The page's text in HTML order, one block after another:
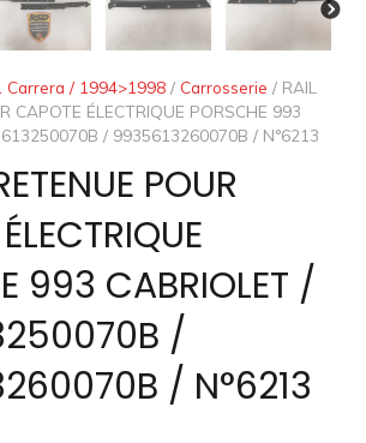
Carrera / 1994>1998 / Carrosserie / RAIL
CAPOTE ÉLECTRIQUE PORSCHE 993
/ 9935613260070B / N°6213
POUR
993 CABRIOLET /
/
/ N°6213